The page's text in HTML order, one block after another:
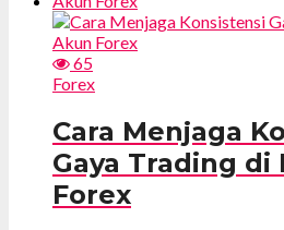
65
Forex
Cara Menjaga
Gaya Trading di
Forex